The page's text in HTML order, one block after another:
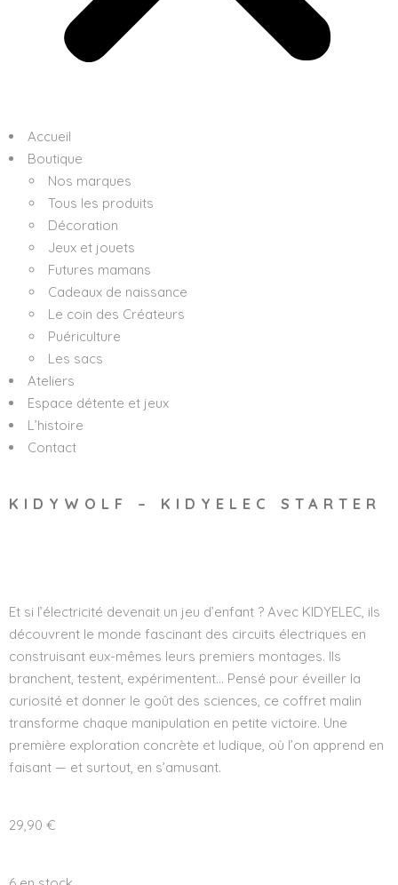
Accueil
Boutique
Nos marques
Tous les produits
Décoration
Jeux et jouets
Futures mamans
Cadeaux de naissance
Le coin des Créateurs
Puériculture
Les sacs
Ateliers
Espace détente et jeux
L’histoire
Contact
KIDYWOLF – KIDYELEC STARTER
Et si l’électricité devenait un jeu d’enfant ? Avec KIDYELEC, ils
découvrent le monde fascinant des circuits électriques en
construisant eux-mêmes leurs premiers montages. Ils
branchent, testent, expérimentent… Pensé pour éveiller la
curiosité et donner le goût des sciences, ce coffret malin
transforme chaque manipulation en petite victoire. Une
première exploration concrète et ludique, où l’on apprend en
faisant — et surtout, en s’amusant.
29,90 €